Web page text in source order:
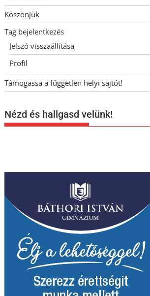
Köszönjük
Tag bejelentkezés
Jelszó visszaállítása
Profil
Támogassa a független helyi sajtót!
Nézd és hallgasd velünk!